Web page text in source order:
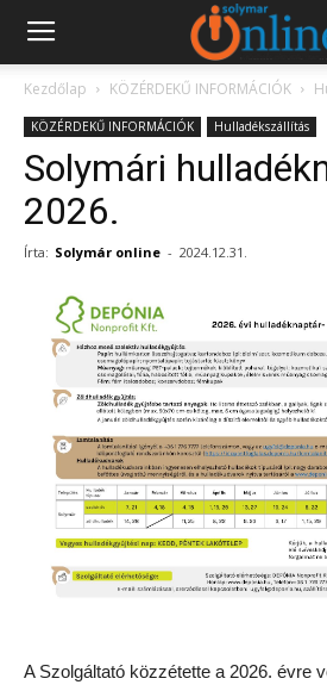
Kezdőlap KÖZÉRDEKŰ INFORMÁCIÓK
KÖZÉRDEKŰ INFORMÁCIÓK Hulladékszállítás
Solymári
2026.
Írta: Solymár online - 2024.12.31.
A Szolgáltató közzétette a 2026. évre